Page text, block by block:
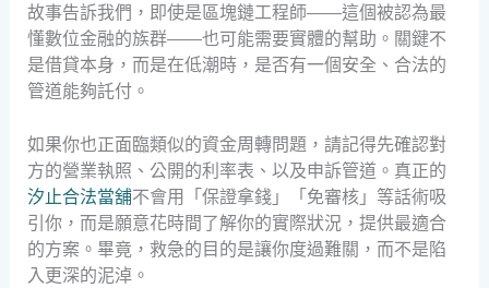
故事告訴我們，即使是區塊鏈工程師——這個被認為最
懂數位金融的族群——也可能需要實體的幫助。關鍵不
是借貸本身，而是在低潮時，是否有一個安全、合法的
管道能夠託付。
如果你也正面臨類似的資金周轉問題，請記得先確認對
方的營業執照、公開的利率表、以及申訴管道。真正的
汐止合法當舖不會用「保證拿錢」「免審核」等話術吸
引你，而是願意花時間了解你的實際狀況，提供最適合
的方案。畢竟，救急的目的是讓你度過難關，而不是陷
入更深的泥淖。